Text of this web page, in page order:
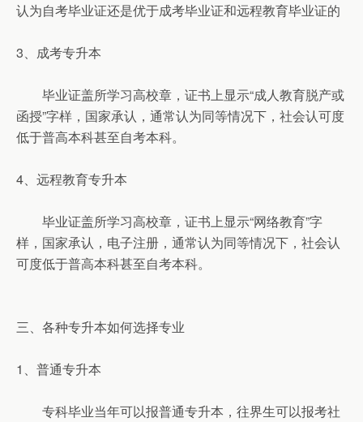
认为自考毕业证还是优于成考毕业证和远程教育毕业证的
3、成考专升本
毕业证盖所学习高校章，证书上显示“成人教育脱产或
函授”字样，国家承认，通常认为同等情况下，社会认可度
低于普高本科甚至自考本科。
4、远程教育专升本
毕业证盖所学习高校章，证书上显示“网络教育”字
样，国家承认，电子注册，通常认为同等情况下，社会认
可度低于普高本科甚至自考本科。
三、各种专升本如何选择专业
1、普通专升本
专科毕业当年可以报普通专升本，往界生可以报考社